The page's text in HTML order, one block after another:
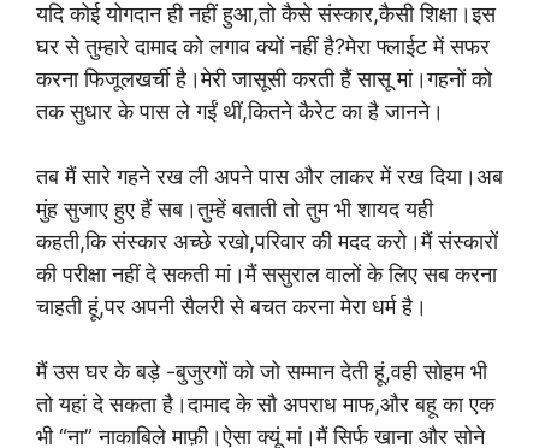
यदि कोई योगदान ही नहीं हुआ,तो कैसे संस्कार,कैसी शिक्षा।इस
घर से तुम्हारे दामाद को लगाव क्यों नहीं है?मेरा फ्लाईट में सफर
करना फिजूलखर्ची है।मेरी जासूसी करती हैं सासू मां।गहनों को
तक सुधार के पास ले गईं थीं,कितने कैरेट का है जानने।
तब मैं सारे गहने रख ली अपने पास और लाकर में रख दिया।अब
मुंह सुजाए हुए हैं सब।तुम्हें बताती तो तुम भी शायद यही
कहती,कि संस्कार अच्छे रखो,परिवार की मदद करो।मैं संस्कारों
की परीक्षा नहीं दे सकती मां।मैं ससुराल वालों के लिए सब करना
चाहती हूं,पर अपनी सैलरी से बचत करना मेरा धर्म है।
मैं उस घर के बड़े -बुजुरगों को जो सम्मान देती हूं,वही सोहम भी
तो यहां दे सकता है।दामाद के सौ अपराध माफ,और बहू का एक
भी “ना” नाकाबिले माफ़ी।ऐसा क्यूं मां।मैं सिर्फ खाना और सोने